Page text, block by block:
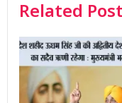
Related